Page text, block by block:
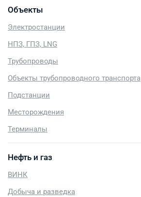
Объекты
Электростанции
НПЗ, ГПЗ, LNG
Трубопроводы
Объекты трубопроводного транспорта
Подстанции
Месторождения
Терминалы
Нефть и газ
ВИНК
Добыча и разведка